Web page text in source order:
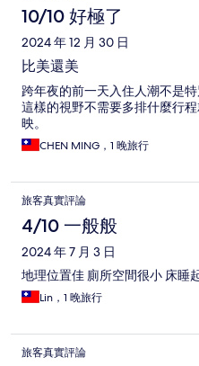
10/10 好極了
2024 年 12 月 30 日
比美還美
跨年夜的前一天入住人潮不是
這樣的視野不需要多排什麼行
映。
CHEN MING，1 晚旅行
旅客真實評論
4/10 一般般
2024 年 7 月 3 日
地理位置佳 廁所空間很小 床
Lin，1 晚旅行
旅客真實評論